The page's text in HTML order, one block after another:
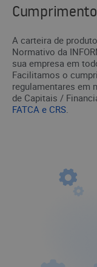
A carteira de
Normativo da
sua empresa em
Facilitamos o
regulamentares em
de Capitais /
FATCA e CRS.